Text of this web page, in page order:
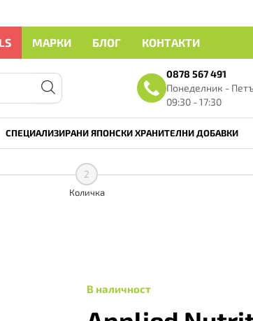
МАРКИ БЛОГ КОНТАКТИ
0878 567 491
Понеделник -
09:30 - 17:30
СПЕЦИАЛИЗИРАНИ ЯПОНСКИ ХРАНИТЕЛНИ ДОБАВКИ
2
Количка
В наличност